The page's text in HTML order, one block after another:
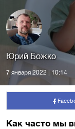
Юрий Божко
7 января 2022 | 10:14
Как часто мы